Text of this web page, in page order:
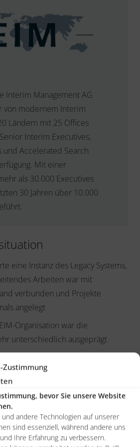
Zustimmung
bevor Sie unsere Website
andere Technologien auf unserer
sind essenziell, während andere uns
Ihre Erfahrung zu verbessern.
Interim Management AG
von modernem Interim
Ländern mit 25 Offices
Interim Executives,
und Accelerated Search
Mit einer
als 30.000 Executives
30 Jahren über 10.000
eine Instanz des Legacy Systems,
Arbeiten war mit
verbunden und Projekte
angelegt
Organisation war die
unterschiedlich ausgeprägt
Schritten
übergreifenden Systems mit